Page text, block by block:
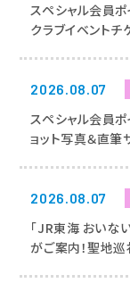
スペシャル会員ポ
クラブイベントチ
2026.08.07
スペシャル会員
ョット写真＆直筆
2026.08.07
「JR東海 おいな
がご案内！聖地巡